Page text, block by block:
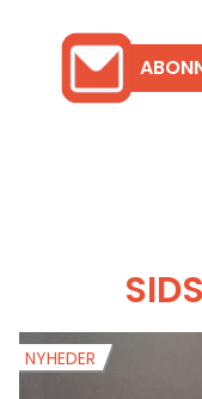
NYHEDER